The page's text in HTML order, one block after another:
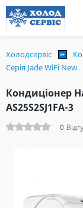
Холодсервіс
Серія Jade WiFi New
Кондиціонер
AS25S2SJ1FA-3
0